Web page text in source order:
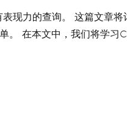
现力的查询。 这篇文章将
。 在本文中，我们将学